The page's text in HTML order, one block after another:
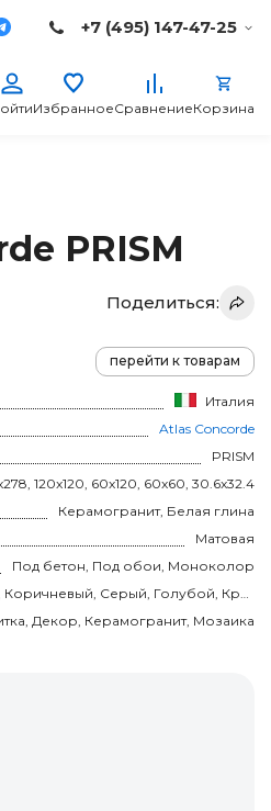
+7 (495) 147-47-25
ИзбранноеСравнениеКорзина
PRISM
Поделиться:
перейти к товарам
Италия
Atlas Concorde
PRISM
120x120, 60x120, 60x60, 30.6x32.4
Керамогранит, Белая глина
Матовая
Под бетон, Под обои, Моноколор
Розовый, Бежевый, Зелёный, Оранжевый, Коричневый, Серый, Голубой, Красный, Чёрный, Синий
Декор, Керамогранит, Мозаика